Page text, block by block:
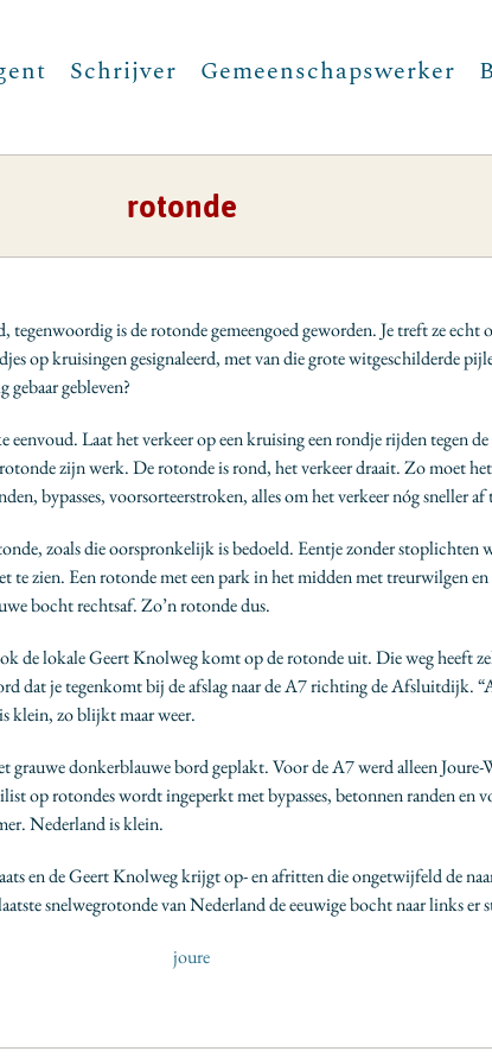
Schrijver Gemeenschapswerker
rotonde
tegenwoordig is de rotonde gemeengoed geworden. Je treft ze
op kruisingen gesignaleerd, met van die grote witgeschilderde
gebleven?
Laat het verkeer op een kruising een rondje rijden tegen
zijn werk. De rotonde is rond, het verkeer draait. Zo moet
bypasses, voorsorteerstroken, alles om het verkeer nóg sneller
zoals die oorspronkelijk is bedoeld. Eentje zonder stoplichten
zien. Een rotonde met een park in het midden met treurwilgen
bocht rechtsaf. Zo’n rotonde dus.
de lokale Geert Knolweg komt op de rotonde uit. Die weg heeft
dat je tegenkomt bij de afslag naar de A7 richting de Afsluitdijk.
klein, zo blijkt maar weer.
donkerblauwe bord geplakt. Voor de A7 werd alleen Joure-
op rotondes wordt ingeperkt met bypasses, betonnen randen en
Nederland is klein.
en de Geert Knolweg krijgt op- en afritten die ongetwijfeld de
snelwegrotonde van Nederland de eeuwige bocht naar links er